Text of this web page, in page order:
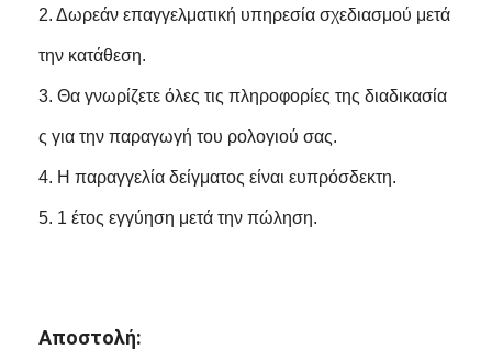
2. Δωρεάν επαγγελματική υπηρεσία σχεδιασμού μετά
την κατάθεση.
3. Θα γνωρίζετε όλες τις πληροφορίες της διαδικασία
ς για την παραγωγή του ρολογιού σας.
4. Η παραγγελία δείγματος είναι ευπρόσδεκτη.
5. 1 έτος εγγύηση μετά την πώληση.
Αποστολή: